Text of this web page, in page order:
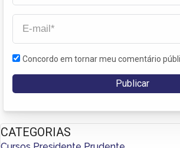
Concordo em tornar meu comentário
CATEGORIAS